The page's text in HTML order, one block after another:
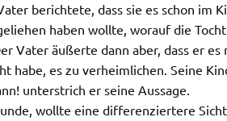
berichtete, dass sie es schon im
haben wollte, worauf die
Vater äußerte dann aber, dass er
habe, es zu verheimlichen. Seine
unterstrich er seine Aussage.
wollte eine differenziertere